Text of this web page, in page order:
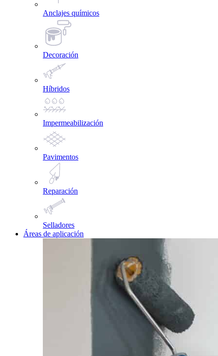
Anclajes químicos
Decoración
Híbridos
Impermeabilización
Pavimentos
Reparación
Selladores
Áreas de aplicación